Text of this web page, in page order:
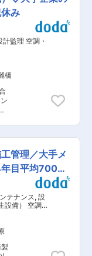
み
計監理 空調・
橋
管理／大手メ
目平均700万
テナンス, 設
設備） 空調・